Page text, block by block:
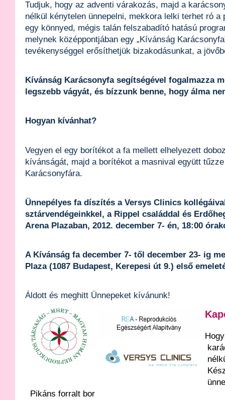
Tudjuk, hogy az adventi várakozás, majd a
nélkül kénytelen ünnepelni, mekkora lelki terhet ró a
egy könnyed, mégis talán felszabadító hatású
melynek középpontjában egy „Kívánság
tevékenységgel erősíthetjük bizakodásunkat, a
Kívánság Karácsonyfa segítségével fogalmazza
legszebb vágyát, és bízzunk benne, hogy álma
Hogyan kívánhat?
Vegyen el egy borítékot a fa mellett elhelyezett
kívánságát, majd a borítékot a masnival együtt
Karácsonyfára.
Ünnepélyes fa díszítés a Versys Clinics
sztárvendégeinkkel, a Rippel családdal és
Arena Plazaban, 2012. december 7- én, 18:00
A Kívánság fa december 7- től december 23- ig
Plaza (1087 Budapest, Kerepesi út 9.) első
Áldott és meghitt Ünnepeket kívánunk!
Pikáns forralt bor